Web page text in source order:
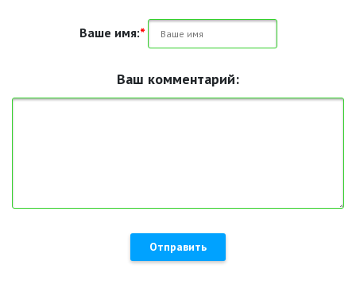
Ваше имя:*
Ваш комментарий:
Отправить